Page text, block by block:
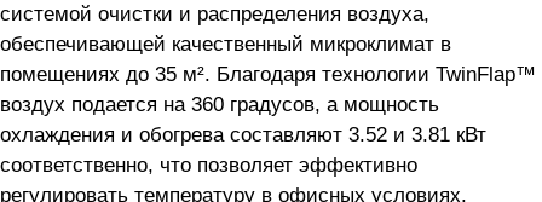
системой очистки и распределения воздуха,
обеспечивающей качественный микроклимат в
помещениях до 35 м². Благодаря технологии TwinFlap™
воздух подается на 360 градусов, а мощность
охлаждения и обогрева составляют 3.52 и 3.81 кВт
соответственно, что позволяет эффективно
регулировать температуру в офисных условиях.